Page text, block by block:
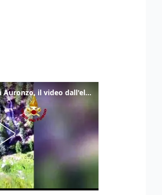
Frana lambisce le case di Auronzo, il video dall'elicottero dei vigili del fuoco